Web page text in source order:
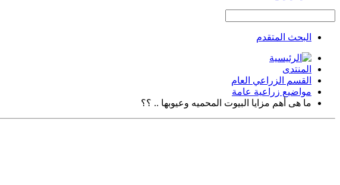
البحث المتقدم
المنتدى
القسم الزراعي العام
مواضيع زراعية عامة
ما هى أهم مزايا البيوت المحميه وعيوبها .. ؟؟